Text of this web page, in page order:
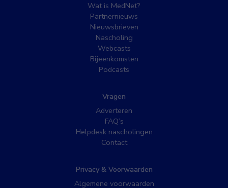
Wat is MedNet?
Partnernieuws
Nieuwsbrieven
Nascholing
Webcasts
Bijeenkomsten
Podcasts
Vragen
Adverteren
FAQ’s
Helpdesk nascholingen
Contact
Privacy & Voorwaarden
Algemene voorwaarden